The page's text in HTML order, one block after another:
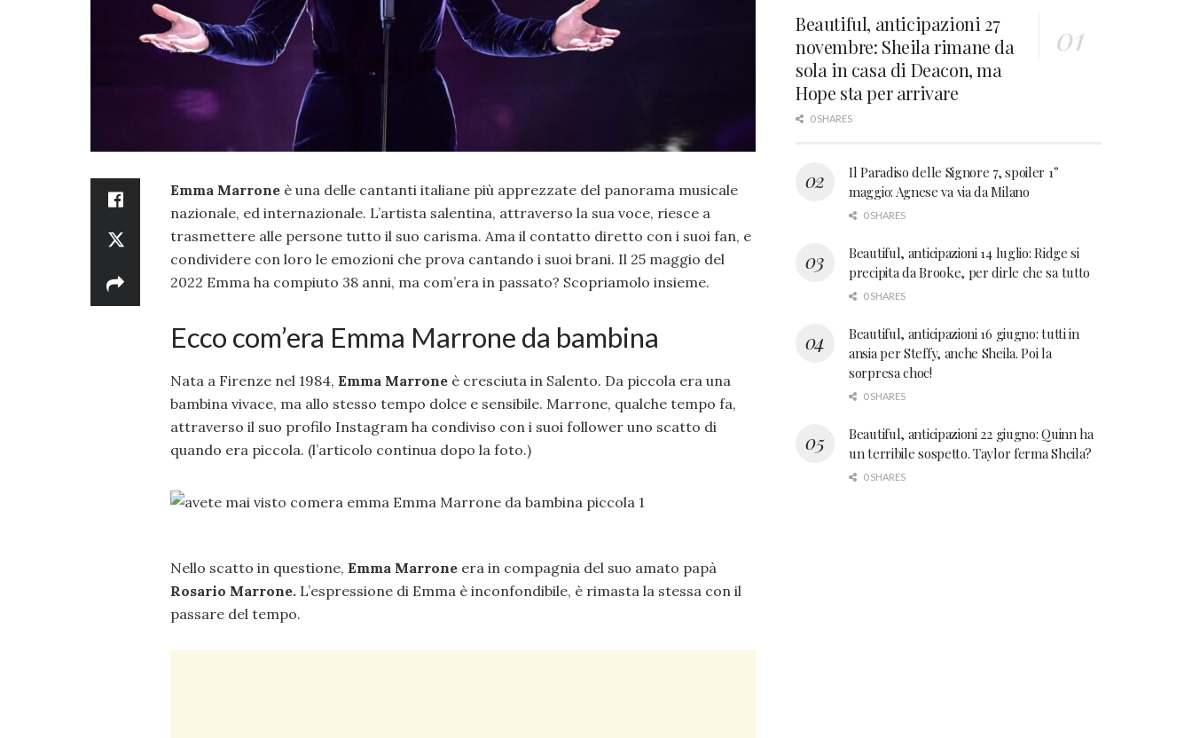
Emma Marrone è una delle cantanti italiane più apprezzate del panorama musicale
nazionale, ed internazionale. L’artista salentina, attraverso la sua voce, riesce a
trasmettere alle persone tutto il suo carisma. Ama il contatto diretto con i suoi fan, e
condividere con loro le emozioni che prova cantando i suoi brani. Il 25 maggio del
2022 Emma ha compiuto 38 anni, ma com’era in passato? Scopriamolo insieme.
Ecco com’era Emma Marrone da bambina
Nata a Firenze nel 1984, Emma Marrone è cresciuta in Salento. Da piccola era una
bambina vivace, ma allo stesso tempo dolce e sensibile. Marrone, qualche tempo fa,
attraverso il suo profilo Instagram ha condiviso con i suoi follower uno scatto di
quando era piccola. (l’articolo continua dopo la foto.)
Nello scatto in questione, Emma Marrone era in compagnia del suo amato papà
Rosario Marrone. L’espressione di Emma è inconfondibile, è rimasta la stessa con il
passare del tempo.
Beautiful, anticipazioni 27
novembre: Sheila rimane da
sola in casa di Deacon, ma
Hope sta per arrivare
0 SHARES
Il Paradiso delle Signore 7, spoiler 1°
maggio: Agnese va via da Milano
0 SHARES
Beautiful, anticipazioni 14 luglio: Ridge si
precipita da Brooke, per dirle che sa tutto
0 SHARES
Beautiful, anticipazioni 16 giugno: tutti in
ansia per Steffy, anche Sheila. Poi la
sorpresa choc!
0 SHARES
Beautiful, anticipazioni 22 giugno: Quinn ha
un terribile sospetto. Taylor ferma Sheila?
0 SHARES